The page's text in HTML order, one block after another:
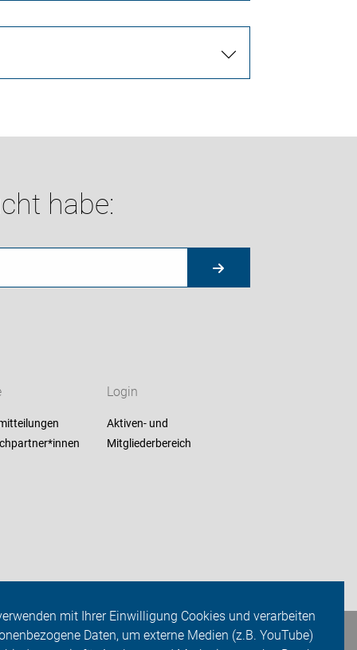
mit Ihrer Einwilligung Cookies und verarbeiten
Daten, um externe Medien (z.B. YouTube)
habe:
Login
Aktiven- und
Mitgliederbereich